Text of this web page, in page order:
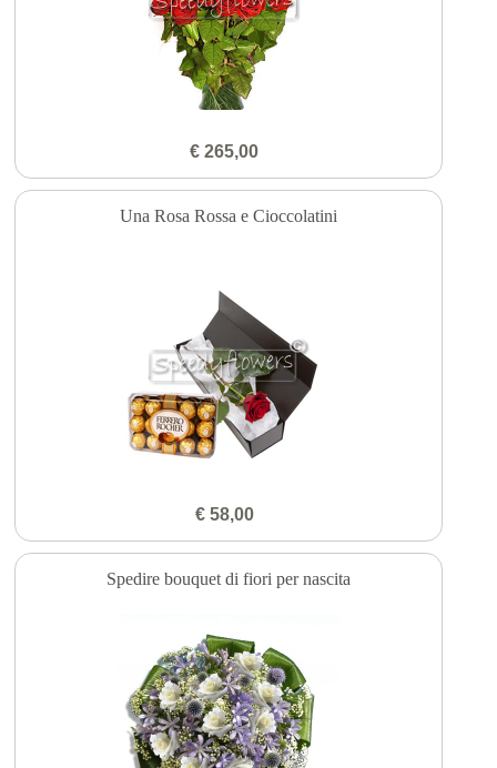
€ 265,00
Una Rosa Rossa e Cioccolatini
€ 58,00
Spedire bouquet di fiori per nascita